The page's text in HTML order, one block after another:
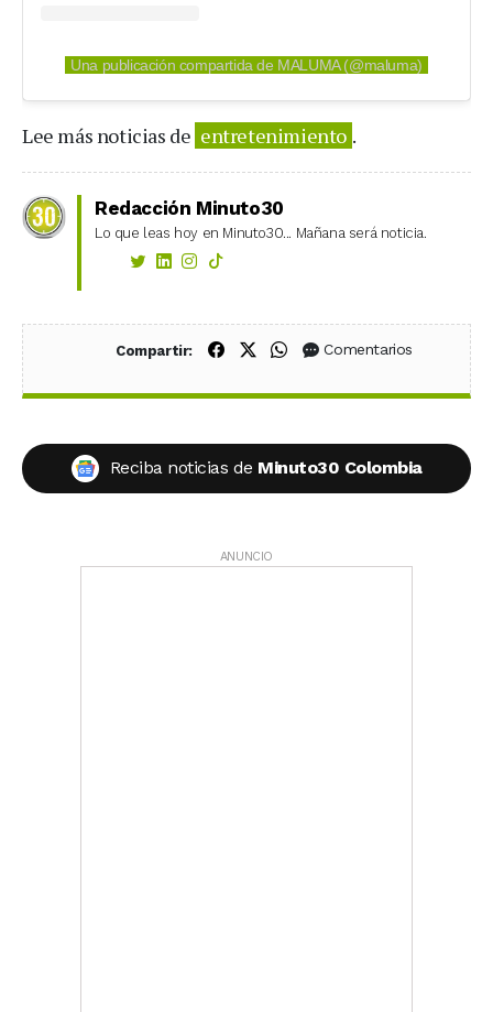
Una publicación compartida de MALUMA (@maluma)
Lee más noticias de entretenimiento .
Redacción Minuto30
Lo que leas hoy en Minuto30... Mañana será noticia.
Compartir: Compartir en Facebook
Compartir en X (Twitter)
Compartir en WhatsApp
Comentarios
Reciba noticias de Minuto30 Colombia
ANUNCIO